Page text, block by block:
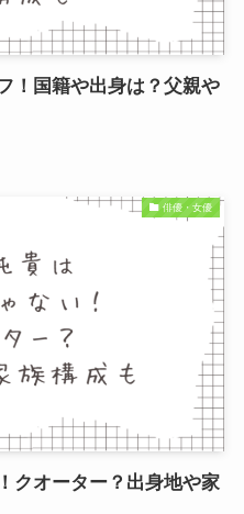
！国籍や出身は？父親や
俳優・女優
クオーター？出身地や家